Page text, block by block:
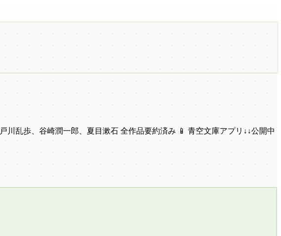
乱歩、谷崎潤一郎、夏目漱石 全作品要約済み 📱 青空文庫アプリ↓↓公開中